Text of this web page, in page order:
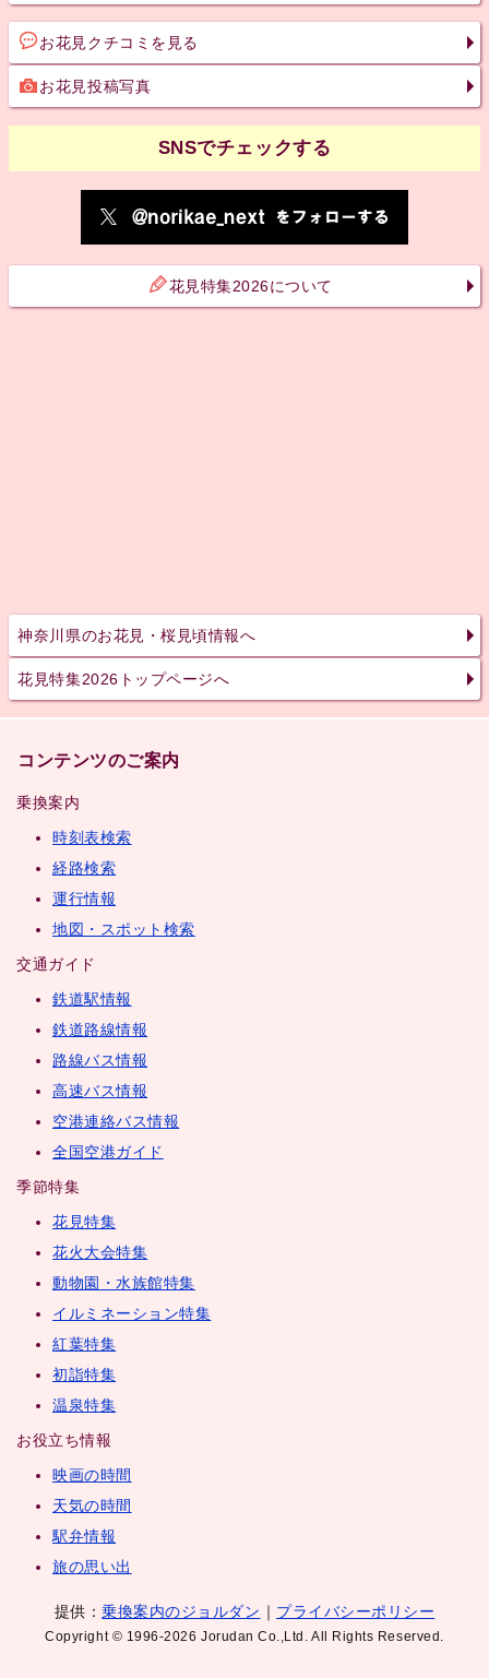
お花見クチコミを見る
お花見投稿写真
SNSでチェックする
花見特集2026について
神奈川県のお花見・桜見頃情報へ
花見特集2026トップページへ
コンテンツのご案内
乗換案内
時刻表検索
経路検索
運行情報
地図・スポット検索
交通ガイド
鉄道駅情報
鉄道路線情報
路線バス情報
高速バス情報
空港連絡バス情報
全国空港ガイド
季節特集
花見特集
花火大会特集
動物園・水族館特集
イルミネーション特集
紅葉特集
初詣特集
温泉特集
お役立ち情報
映画の時間
天気の時間
駅弁情報
旅の思い出
提供：乗換案内のジョルダン ｜ プライバシーポリシー
Copyright © 1996-2026 Jorudan Co.,Ltd. All Rights Reserved.